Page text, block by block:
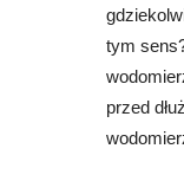
tym
przed